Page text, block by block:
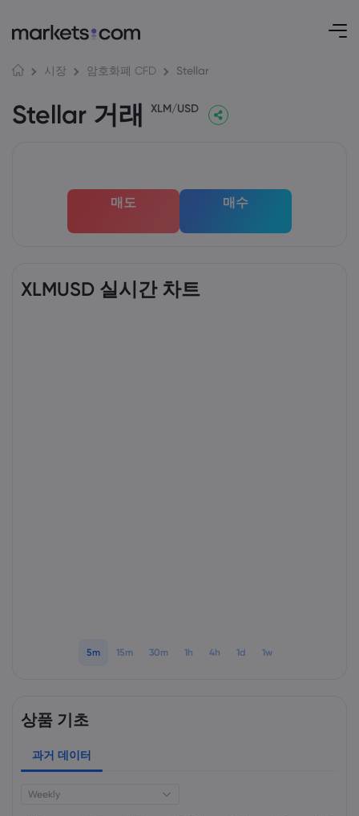
시장 암호화폐 CFD Stellar
Stellar 거래 XLM/USD
매도 매수
XLMUSD 실시간 차트
5m 15m 30m 1h 4h 1d 1w
상품 기초
과거 데이터
Weekly